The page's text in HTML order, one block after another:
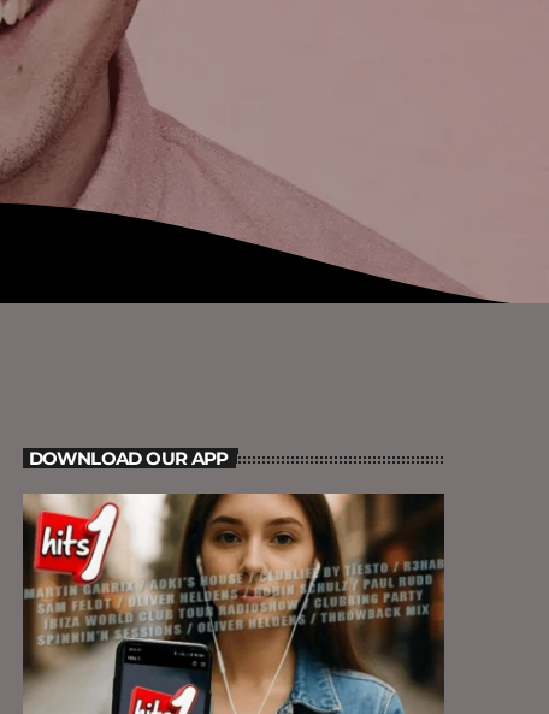
DOWNLOAD OUR APP